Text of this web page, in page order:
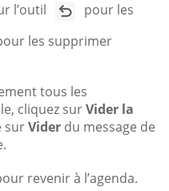
l’outil
pour les
les supprimer
tous les
cliquez surVider la
surVider du message de
revenir à l’agenda.